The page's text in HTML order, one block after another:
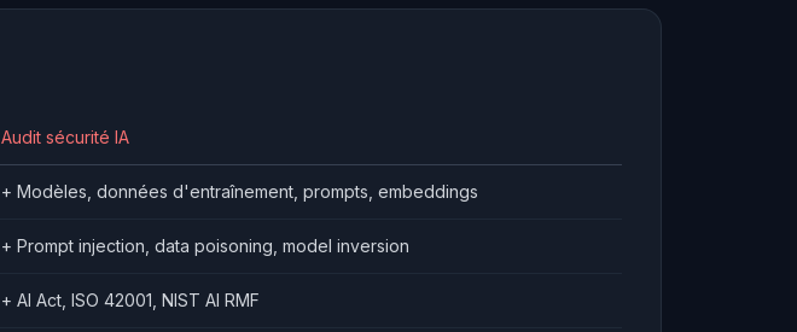
Audit sécurité IA
+ Modèles, données d'entraînement, prompts, embeddings
+ Prompt injection, data poisoning, model inversion
+ AI Act, ISO 42001, NIST AI RMF